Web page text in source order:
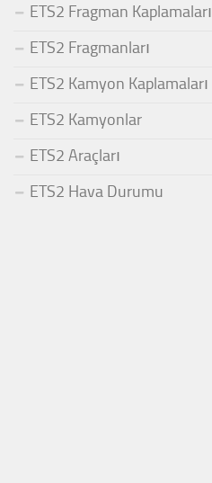
ETS2 Fragman Kaplamaları
ETS2 Fragmanları
ETS2 Kamyon Kaplamaları
ETS2 Kamyonlar
ETS2 Araçları
ETS2 Hava Durumu